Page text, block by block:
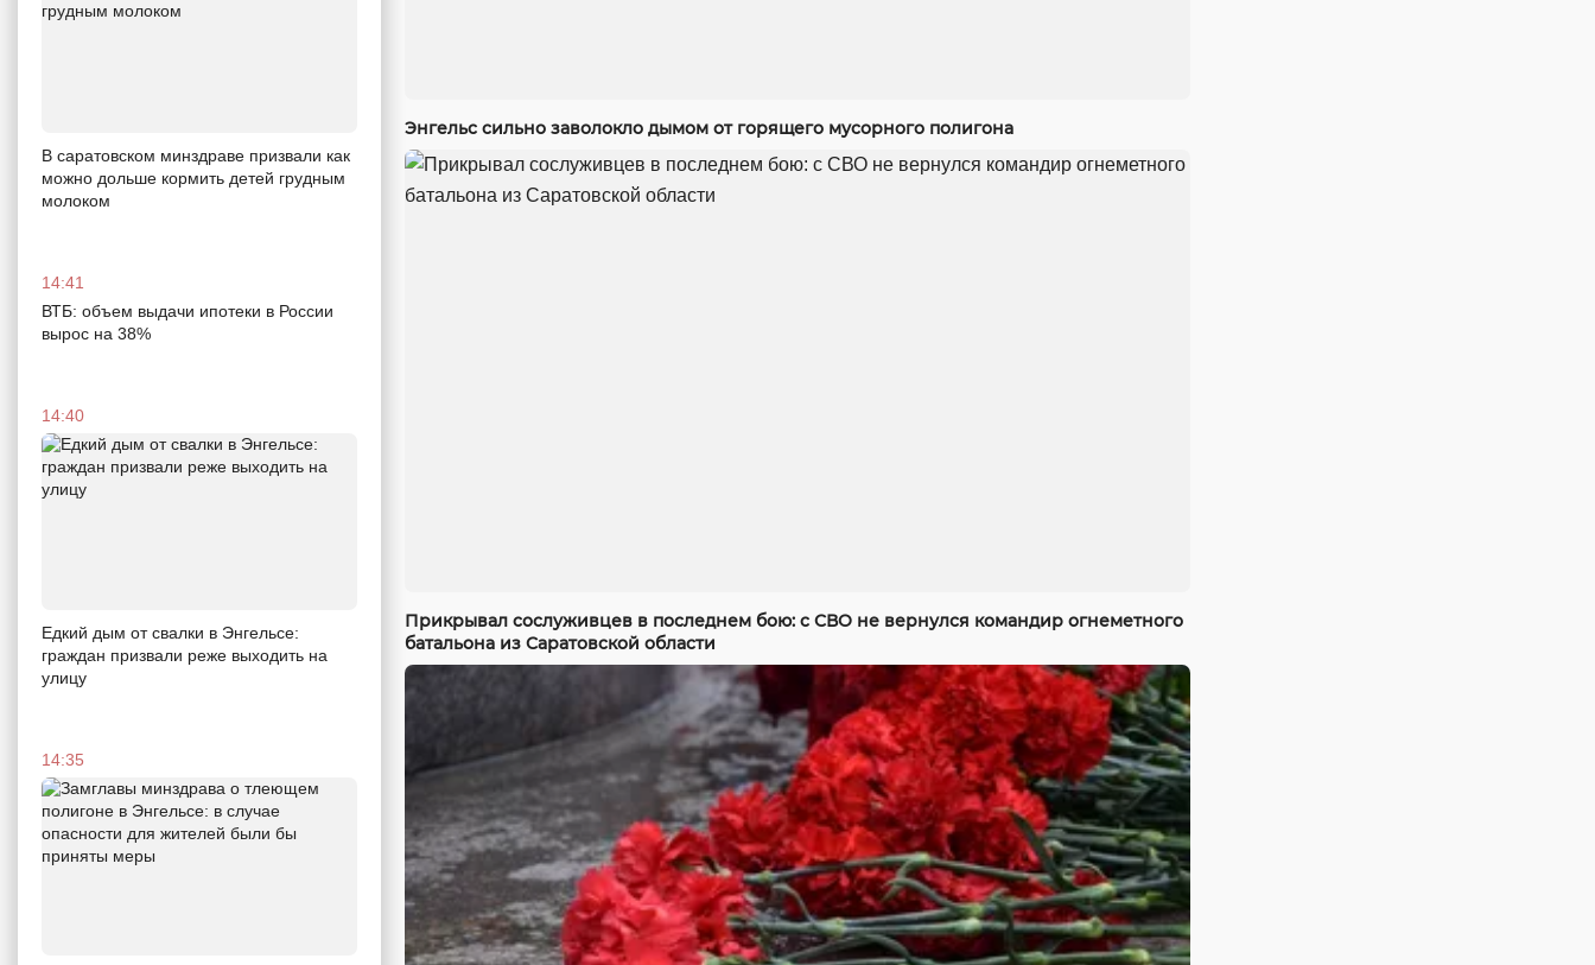
В саратовском минздраве призвали как
можно дольше кормить детей грудным
молоком
14:41
ВТБ: объем выдачи ипотеки в России
вырос на 38%
14:40
Едкий дым от свалки в Энгельсе:
граждан призвали реже выходить на
улицу
14:35
Энгельс сильно заволокло дымом от горящего мусорного полигона
Прикрывал сослуживцев в последнем бою: с СВО не вернулся командир огнеметного
батальона из Саратовской области